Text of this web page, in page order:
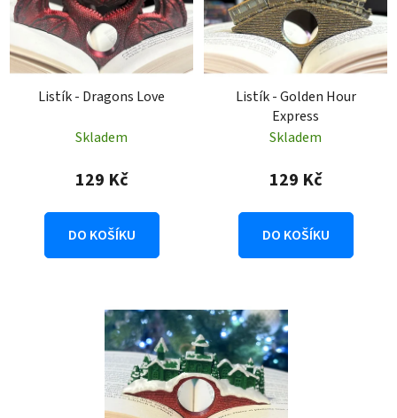
Listík - Dragons Love
Skladem
129 Kč
DO KOŠÍKU
Listík - Golden Hour
Express
Skladem
129 Kč
DO KOŠÍKU